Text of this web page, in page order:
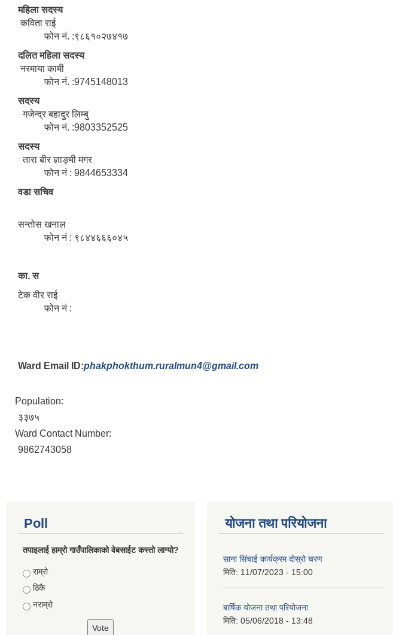
महिला सदस्य
कविता राई
फोन नं. :९८६१०२७४१७
दलित महिला सदस्य
नरमाया कामी
फोन नं. :9745148013
सदस्य
गजेन्द्र बहादुर लिम्बु
फोन नं. :9803352525
सदस्य
तारा बीर ज्ञाङ्मी मगर
फोन नं : 9844653334
वडा सचिव
सन्तोस खनाल
फोन नं : ९८४४६६६०४५
का. स
टेक वीर राई
फोन नं :
Ward Email ID:phakphokthum.ruralmun4@gmail.com
Population:
३३७५
Ward Contact Number:
9862743058
Poll
तपाइलाई हाम्रो गाउँपालिकाको वेबसाईट कस्तो लाग्यो?
Choices
राम्रो
ठिकै
नराम्रो
योजना तथा परियोजना
साना सिंचाई कार्यक्रम दोस्रो चरण
मिति: 11/07/2023 - 15:00
बार्षिक योजना तथा परियोजना
मिति: 05/06/2018 - 13:48